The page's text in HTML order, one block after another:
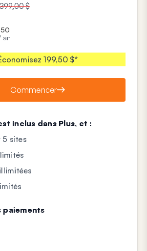
$
an
199,50 $*
Commencer
inclus dans Plus, et :
5 sites